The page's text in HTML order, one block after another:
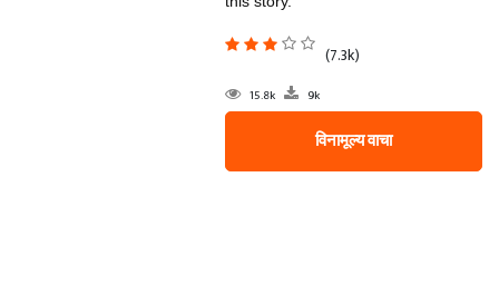
(7.3k)
15.8k 9k
विनामूल्य वाचा